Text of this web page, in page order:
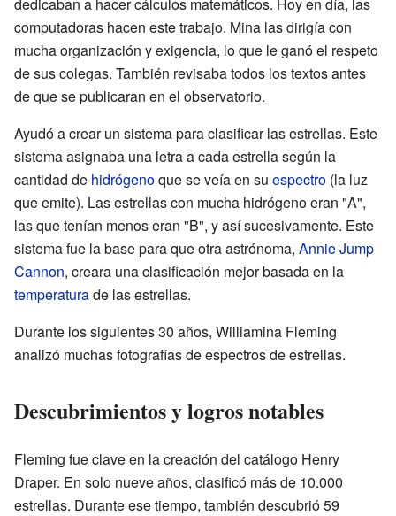
computadoras hacen este trabajo. Mina las dirigía con
mucha organización y exigencia, lo que le ganó el respeto
de sus colegas. También revisaba todos los textos antes
de que se publicaran en el observatorio.
Ayudó a crear un sistema para clasificar las estrellas. Este
sistema asignaba una letra a cada estrella según la
cantidad de hidrógenoque se veía en su espectro (la luz
que emite). Las estrellas con mucha hidrógeno eran "A",
las que tenían menos eran "B", y así sucesivamente. Este
sistema fue la base para que otra astrónoma, Annie Jump
Cannon, creara una clasificación mejor basada en la
temperaturade las estrellas.
Durante los siguientes 30 años, Williamina Fleming
analizó muchas fotografías de espectros de estrellas.
Descubrimientos y logros notables
Fleming fue clave en la creación del catálogo Henry
Draper. En solo nueve años, clasificó más de 10.000
estrellas. Durante ese tiempo, también descubrió 59